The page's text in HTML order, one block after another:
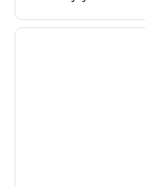
1 z 12